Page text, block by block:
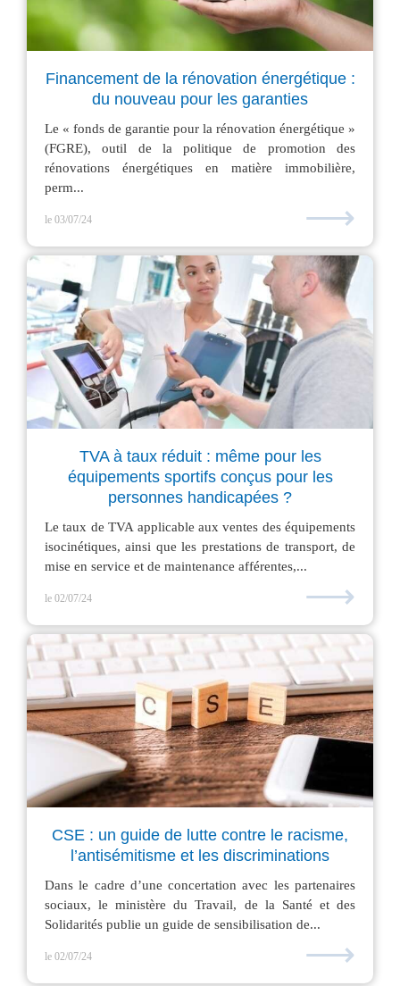
Financement de la rénovation énergétique :
du nouveau pour les garanties
Le « fonds de garantie pour la rénovation énergétique »
(FGRE), outil de la politique de promotion des
rénovations énergétiques en matière immobilière,
perm...
le 03/07/24 ⟶
TVA à taux réduit : même pour les
équipements sportifs conçus pour les
personnes handicapées ?
Le taux de TVA applicable aux ventes des équipements
isocinétiques, ainsi que les prestations de transport, de
mise en service et de maintenance afférentes,...
le 02/07/24 ⟶
CSE : un guide de lutte contre le racisme,
l’antisémitisme et les discriminations
Dans le cadre d’une concertation avec les partenaires
sociaux, le ministère du Travail, de la Santé et des
Solidarités publie un guide de sensibilisation de...
le 02/07/24 ⟶